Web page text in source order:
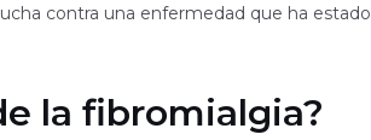
contra una enfermedad que ha estado
la fibromialgia?